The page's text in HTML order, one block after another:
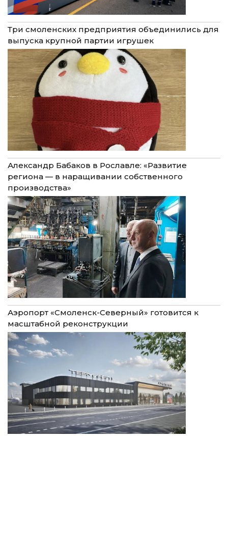
Три смоленских предприятия объединились для
выпуска крупной партии игрушек
Александр Бабаков в Рославле: «Развитие
региона — в наращивании собственного
производства»
Аэропорт «Смоленск-Северный» готовится к
масштабной реконструкции